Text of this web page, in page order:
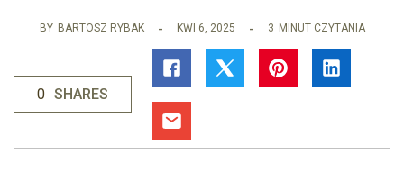
BY BARTOSZ RYBAK KWI 6, 2025 3 MINUT CZYTANIA
0 SHARES